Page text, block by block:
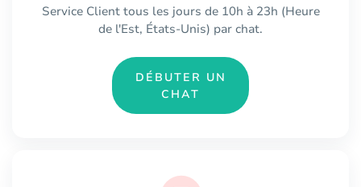
Service Client tous les jours de 10h à 23h (Heure
de l'Est, États-Unis) par chat.
DÉBUTER UN
CHAT